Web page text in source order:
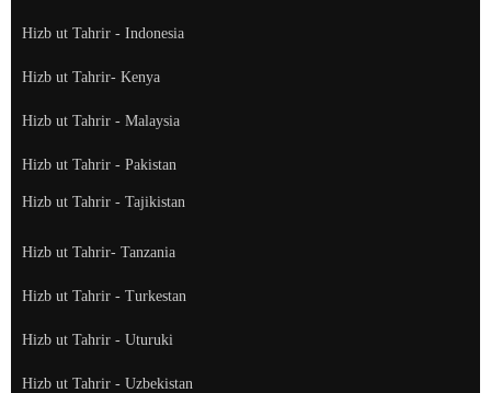
Hizb ut Tahrir - Indonesia
Hizb ut Tahrir- Kenya
Hizb ut Tahrir - Malaysia
Hizb ut Tahrir - Pakistan
Hizb ut Tahrir - Tajikistan
Hizb ut Tahrir- Tanzania
Hizb ut Tahrir - Turkestan
Hizb ut Tahrir - Uturuki
Hizb ut Tahrir - Uzbekistan